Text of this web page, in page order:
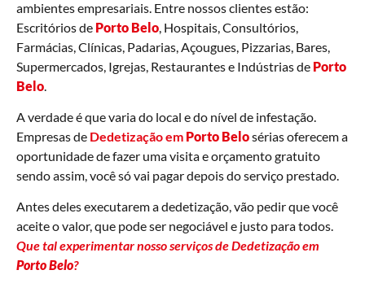
ambientes empresariais. Entre nossos clientes estão:
Escritórios de Porto Belo , Hospitais, Consultórios,
Farmácias, Clínicas, Padarias, Açougues, Pizzarias, Bares,
Supermercados, Igrejas, Restaurantes e Indústrias de Porto
Belo
A verdade é que varia do local e do nível de infestação.
Empresas de Dedetização em Porto Belosérias oferecem a
oportunidade de fazer uma visita e orçamento gratuito
sendo assim, você só vai pagar depois do serviço prestado.
Antes deles executarem a dedetização, vão pedir que você
aceite o valor, que pode ser negociável e justo para todos.
Que tal experimentar nosso serviços de Dedetização em
Porto Belo?